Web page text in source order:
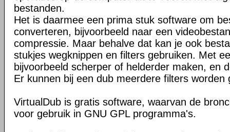
bestanden.
Het is daarmee een prima stuk software om
converteren, bijvoorbeeld naar een
compressie. Maar behalve dat kan je ook
stukjes wegknippen en filters gebruiken. Met
bijvoorbeeld scherper of helderder maken, en
Er kunnen bij een dub meerdere filters worden
VirtualDub is gratis software, waarvan de
voor gebruik in GNU GPL programma's.